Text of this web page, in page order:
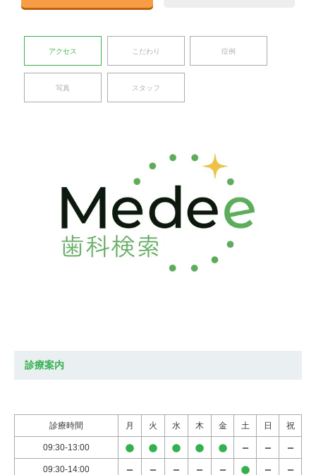
アクセス こだわり 症例
写真 スタッフ
診療案内
診療時間 月 火 水 木 金 土 日 祝
09:30-13:00
09:30-14:00